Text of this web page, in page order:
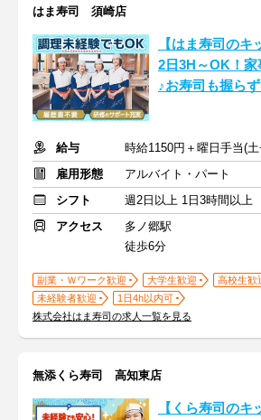
はま寿司 須崎店
【はま寿司のキ
2日3H～OK！家
♪お寿司も握ら
給与
時給1150円＋曜日手当(
雇用形態
アルバイト・パート
シフト
週2日以上 1日3時間以上
アクセス
多ノ郷駅
徒歩6分
副業・Ｗワーク歓迎 大学生歓迎
高校生歓
未経験者歓迎
1日4h以内可
株式会社はま寿司の求人一覧を見る
無添くら寿司 高知東店
【くら寿司の